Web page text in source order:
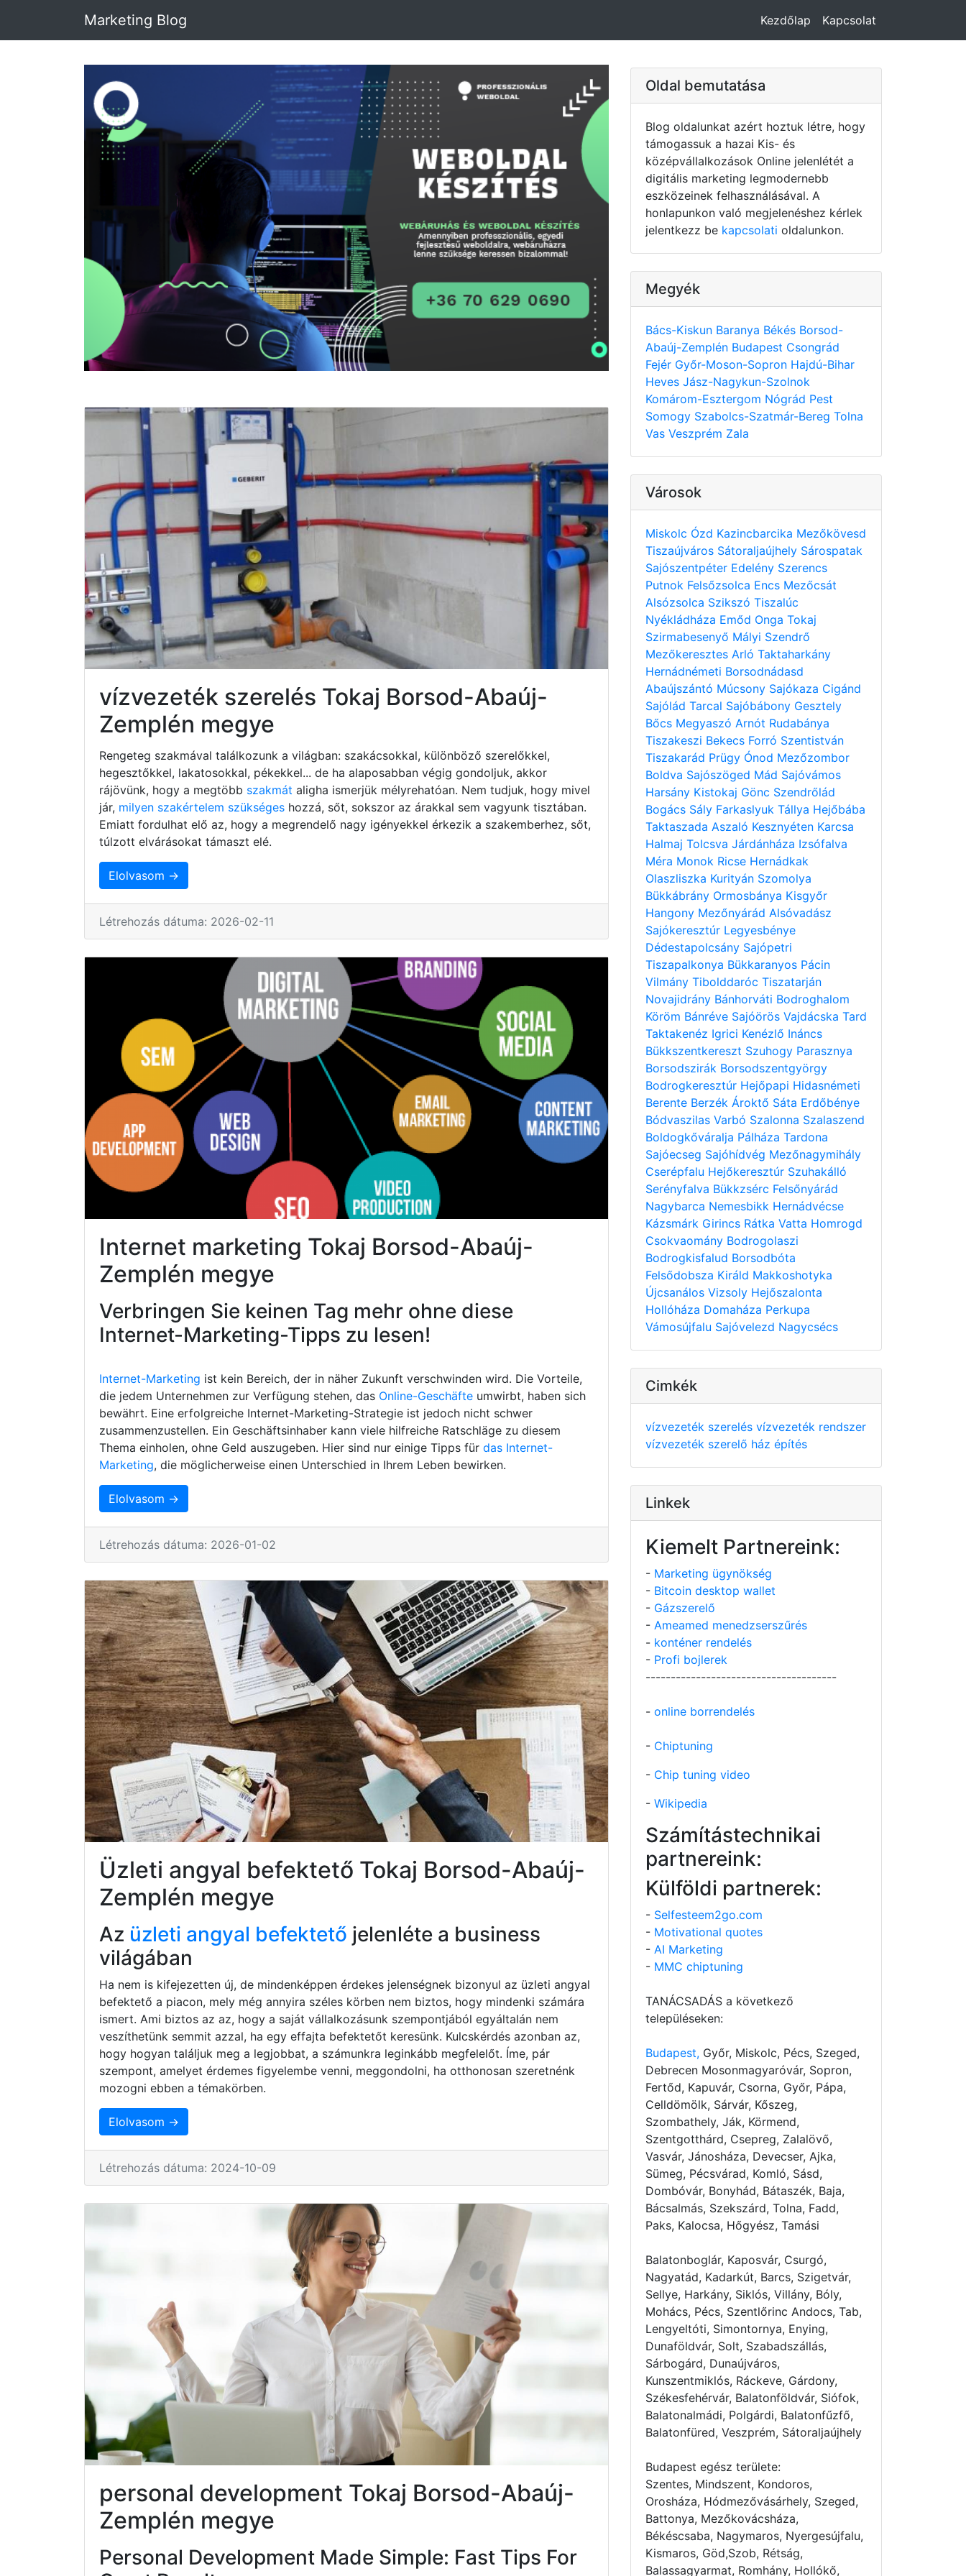
Marketing Blog Kezdőlap Kapcsolat
vízvezeték szerelés Tokaj Borsod-Abaúj-
Zemplén megye
Rengeteg szakmával találkozunk a világban: szakácsokkal, különböző szerelőkkel,
hegesztőkkel, lakatosokkal, pékekkel... de ha alaposabban végig gondoljuk, akkor
rájövünk, hogy a megtöbb szakmát aligha ismerjük mélyrehatóan. Nem tudjuk, hogy mivel
jár, milyen szakértelem szükséges hozzá, sőt, sokszor az árakkal sem vagyunk tisztában.
Emiatt fordulhat elő az, hogy a megrendelő nagy igényekkel érkezik a szakemberhez, sőt,
túlzott elvárásokat támaszt elé.
Elolvasom →
Létrehozás dátuma: 2026-02-11
Internet marketing Tokaj Borsod-Abaúj-
Zemplén megye
Verbringen Sie keinen Tag mehr ohne diese
Internet-Marketing-Tipps zu lesen!
Internet-Marketing ist kein Bereich, der in näher Zukunft verschwinden wird. Die Vorteile,
die jedem Unternehmen zur Verfügung stehen, das Online-Geschäfte umwirbt, haben sich
bewährt. Eine erfolgreiche Internet-Marketing-Strategie ist jedoch nicht schwer
zusammenzustellen. Ein Geschäftsinhaber kann viele hilfreiche Ratschläge zu diesem
Thema einholen, ohne Geld auszugeben. Hier sind nur einige Tipps für das Internet-
Marketing, die möglicherweise einen Unterschied in Ihrem Leben bewirken.
Elolvasom →
Létrehozás dátuma: 2026-01-02
Üzleti angyal befektető Tokaj Borsod-Abaúj-
Zemplén megye
Az üzleti angyal befektető jelenléte a business
világában
Ha nem is kifejezetten új, de mindenképpen érdekes jelenségnek bizonyul az üzleti angyal
befektető a piacon, mely még annyira széles körben nem biztos, hogy mindenki számára
ismert. Ami biztos az az, hogy a saját vállalkozásunk szempontjából egyáltalán nem
veszíthetünk semmit azzal, ha egy effajta befektetőt keresünk. Kulcskérdés azonban az,
hogy hogyan találjuk meg a legjobbat, a számunkra leginkább megfelelőt. Íme, pár
szempont, amelyet érdemes figyelembe venni, meggondolni, ha otthonosan szeretnénk
mozogni ebben a témakörben.
Elolvasom →
Létrehozás dátuma: 2024-10-09
personal development Tokaj Borsod-Abaúj-
Zemplén megye
Personal Development Made Simple: Fast Tips For
Oldal bemutatása
Blog oldalunkat azért hoztuk létre, hogy
támogassuk a hazai Kis- és
középvállalkozások Online jelenlétét a
digitális marketing legmodernebb
eszközeinek felhasználásával. A
honlapunkon való megjelenéshez kérlek
jelentkezz be kapcsolati oldalunkon.
Megyék
Bács-Kiskun Baranya Békés Borsod-
Abaúj-Zemplén Budapest Csongrád
Fejér Győr-Moson-Sopron Hajdú-Bihar
Heves Jász-Nagykun-Szolnok
Komárom-Esztergom Nógrád Pest
Somogy Szabolcs-Szatmár-Bereg Tolna
Vas Veszprém Zala
Városok
Miskolc Ózd Kazincbarcika Mezőkövesd
Tiszaújváros Sátoraljaújhely Sárospatak
Sajószentpéter Edelény Szerencs
Putnok Felsőzsolca Encs Mezőcsát
Alsózsolca Szikszó Tiszalúc
Nyékládháza Emőd Onga Tokaj
Szirmabesenyő Mályi Szendrő
Mezőkeresztes Arló Taktaharkány
Hernádnémeti Borsodnádasd
Abaújszántó Múcsony Sajókaza Cigánd
Sajólád Tarcal Sajóbábony Gesztely
Bőcs Megyaszó Arnót Rudabánya
Tiszakeszi Bekecs Forró Szentistván
Tiszakarád Prügy Ónod Mezőzombor
Boldva Sajószöged Mád Sajóvámos
Harsány Kistokaj Gönc Szendrőlád
Bogács Sály Farkaslyuk Tállya Hejőbába
Taktaszada Aszaló Kesznyéten Karcsa
Halmaj Tolcsva Járdánháza Izsófalva
Méra Monok Ricse Hernádkak
Olaszliszka Kurityán Szomolya
Bükkábrány Ormosbánya Kisgyőr
Hangony Mezőnyárád Alsóvadász
Sajókeresztúr Legyesbénye
Dédestapolcsány Sajópetri
Tiszapalkonya Bükkaranyos Pácin
Vilmány Tibolddaróc Tiszatarján
Novajidrány Bánhorváti Bodroghalom
Köröm Bánréve Sajóörös Vajdácska Tard
Taktakenéz Igrici Kenézlő Ináncs
Bükkszentkereszt Szuhogy Parasznya
Borsodszirák Borsodszentgyörgy
Bodrogkeresztúr Hejőpapi Hidasnémeti
Berente Berzék Ároktő Sáta Erdőbénye
Bódvaszilas Varbó Szalonna Szalaszend
Boldogkőváralja Pálháza Tardona
Sajóecseg Sajóhídvég Mezőnagymihály
Cserépfalu Hejőkeresztúr Szuhakálló
Serényfalva Bükkzsérc Felsőnyárád
Nagybarca Nemesbikk Hernádvécse
Kázsmárk Girincs Rátka Vatta Homrogd
Csokvaomány Bodrogolaszi
Bodrogkisfalud Borsodbóta
Felsődobsza Királd Makkoshotyka
Újcsanálos Vizsoly Hejőszalonta
Hollóháza Domaháza Perkupa
Vámosújfalu Sajóvelezd Nagycsécs
Cimkék
vízvezeték szerelés vízvezeték rendszer
vízvezeték szerelő ház építés
Linkek
Kiemelt Partnereink:
- Marketing ügynökség
- Bitcoin desktop wallet
- Gázszerelő
- Ameamed menedzserszűrés
- konténer rendelés
- Profi bojlerek
--------------------------------------
- online borrendelés
- Chiptuning
- Chip tuning video
- Wikipedia
Számítástechnikai
partnereink:
Külföldi partnerek:
- Selfesteem2go.com
- Motivational quotes
- AI Marketing
- MMC chiptuning
TANÁCSADÁS a következő
településeken:
Budapest, Győr, Miskolc, Pécs, Szeged,
Debrecen Mosonmagyaróvár, Sopron,
Fertőd, Kapuvár, Csorna, Győr, Pápa,
Celldömölk, Sárvár, Kőszeg,
Szombathely, Ják, Körmend,
Szentgotthárd, Csepreg, Zalalövő,
Vasvár, Jánosháza, Devecser, Ajka,
Sümeg, Pécsvárad, Komló, Sásd,
Dombóvár, Bonyhád, Bátaszék, Baja,
Bácsalmás, Szekszárd, Tolna, Fadd,
Paks, Kalocsa, Hőgyész, Tamási
Balatonboglár, Kaposvár, Csurgó,
Nagyatád, Kadarkút, Barcs, Szigetvár,
Sellye, Harkány, Siklós, Villány, Bóly,
Mohács, Pécs, Szentlőrinc Andocs, Tab,
Lengyeltóti, Simontornya, Enying,
Dunaföldvár, Solt, Szabadszállás,
Sárbogárd, Dunaújváros,
Kunszentmiklós, Ráckeve, Gárdony,
Székesfehérvár, Balatonföldvár, Siófok,
Balatonalmádi, Polgárdi, Balatonfűzfő,
Balatonfüred, Veszprém, Sátoraljaújhely
Budapest egész területe:
Szentes, Mindszent, Kondoros,
Orosháza, Hódmezővásárhely, Szeged,
Battonya, Mezőkovácsháza,
Békéscsaba, Nagymaros, Nyergesújfalu,
Kismaros, Göd,Szob, Rétság,
Balassagyarmat, Romhány, Hollókő,